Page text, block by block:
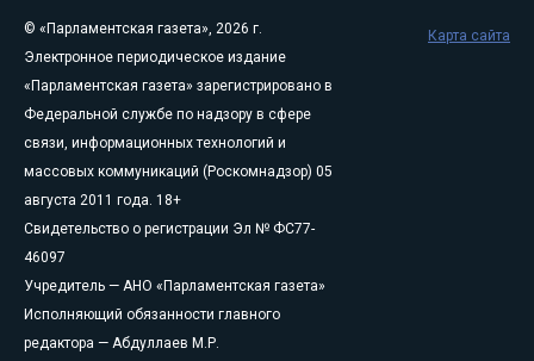
© «Парламентская газета», 2026 г.
Электронное периодическое издание
«Парламентская газета» зарегистрировано в
Федеральной службе по надзору в сфере
связи, информационных технологий и
массовых коммуникаций (Роскомнадзор) 05
августа 2011 года. 18+
Свидетельство о регистрации Эл № ФС77-
46097
Учредитель — АНО «Парламентская газета»
Исполняющий обязанности главного
редактора — Абдуллаев М.Р.
Карта сайта